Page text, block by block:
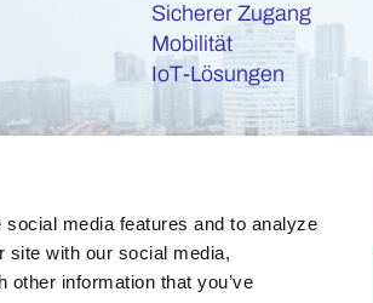
media features and to analyze
site with our social media,
information that you’ve
Sicherer Zugang
Mobilität
IoT-Lösungen